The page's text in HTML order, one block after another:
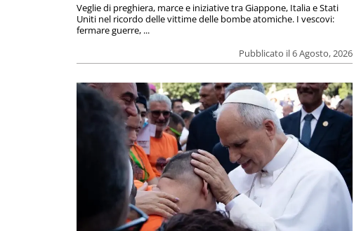
Pubblicato il 6 Agosto, 2026
Veglie di preghiera, marce e iniziative tra Giappone, Italia e Stati
Uniti nel ricordo delle vittime delle bombe atomiche. I vescovi:
fermare guerre, ...